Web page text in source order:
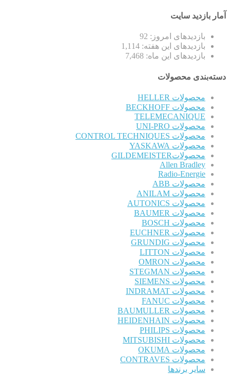
آمار بازدید سایت
بازدیدهای امروز: 92
بازدیدهای این هفته: 1,114
بازدیدهای این ماه: 7,468
دسته‌بندی محصولات
محصولات HELLER
محصولات BECKHOFF
TELEMECANIQUE
محصولات UNI-PRO
محصولات CONTROL TECHNIQUES
محصولات YASKAWA
محصولاتGILDEMEISTER
Allen Bradley
Radio-Energie
محصولات ABB
محصولات ANILAM
محصولات AUTONICS
محصولات BAUMER
محصولات BOSCH
محصولات EUCHNER
محصولات GRUNDIG
محصولات LITTON
محصولات OMRON
محصولات STEGMAN
محصولات SIEMENS
محصولات INDRAMAT
محصولات FANUC
محصولات BAUMULLER
محصولات HEIDENHAIN
محصولات PHILIPS
محصولات MITSUBISHI
محصولات OKUMA
محصولات CONTRAVES
سایر برندها